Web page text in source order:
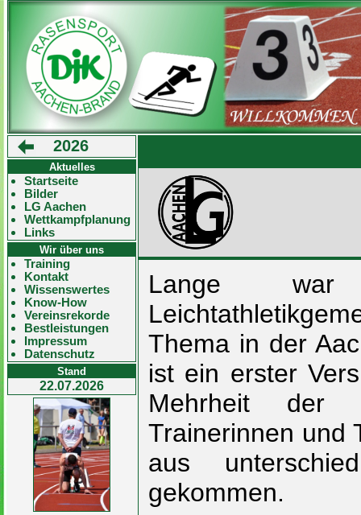
2026
Aktuelles
Startseite
Bilder
LG Aachen
Wettkampfplanung
Links
Wir über uns
Training
Kontakt
Wissenswertes
Know-How
Vereinsrekorde
Bestleistungen
Impressum
Datenschutz
Stand
22.07.2026
Lange
Thema in der
ist ein erster
Mehrheit der
Trainerinnen und
aus
gekommen.